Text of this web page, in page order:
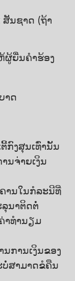
ສັນຊາດ (ຖ້າ
ຜູ້ຍື່ນຄຳຮ້ອງ
າດ
ກົງສຸນເທົ່ານັ້ນ
ນຈ່າຍເງິນ
ານໃນກໍລະນີທີ່
ລຸນາຕິດຕໍ່
າທຳນຽມ
ການເງິນຂອງ
ບໍ່ສາມາດຂໍຄືນ